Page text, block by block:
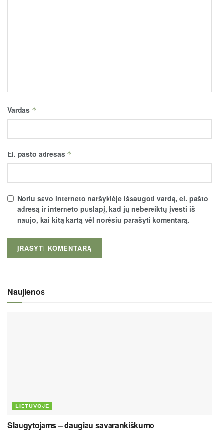
Vardas *
El. pašto adresas *
Noriu savo interneto naršyklėje išsaugoti vardą, el. pašto
adresą ir interneto puslapį, kad jų nebereiktų įvesti iš
naujo, kai kitą kartą vėl norėsiu parašyti komentarą.
Naujienos
LIETUVOJE
Slaugytojams – daugiau savarankiškumo